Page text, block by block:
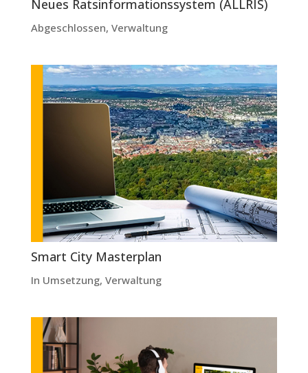
Neues Ratsinformationssystem (ALLRIS)
Abgeschlossen, Verwaltung
Smart City Masterplan
In Umsetzung, Verwaltung